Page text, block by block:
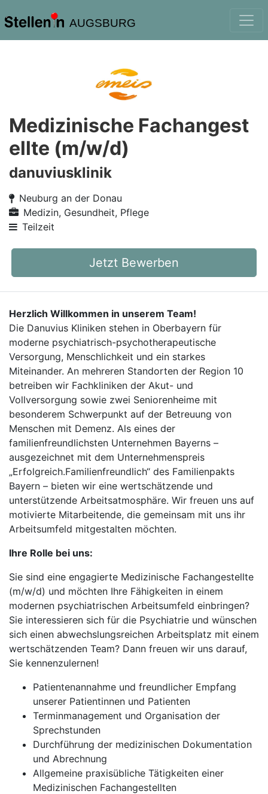
AUGSBURG
Medizinische Fachangest
ellte (m/w/d)
danuviusklinik
Neuburg an der Donau
Medizin, Gesundheit, Pflege
Teilzeit
Jetzt Bewerben
Herzlich Willkommen in unserem Team!
Die Danuvius Kliniken stehen in Oberbayern für
moderne psychiatrisch-psychotherapeutische
Versorgung, Menschlichkeit und ein starkes
Miteinander. An mehreren Standorten der Region 10
betreiben wir Fachkliniken der Akut- und
Vollversorgung sowie zwei Seniorenheime mit
besonderem Schwerpunkt auf der Betreuung von
Menschen mit Demenz. Als eines der
familienfreundlichsten Unternehmen Bayerns –
ausgezeichnet mit dem Unternehmenspreis
„Erfolgreich.Familienfreundlich“ des Familienpakts
Bayern – bieten wir eine wertschätzende und
unterstützende Arbeitsatmosphäre. Wir freuen uns auf
motivierte Mitarbeitende, die gemeinsam mit uns ihr
Arbeitsumfeld mitgestalten möchten.
Ihre Rolle bei uns:
Sie sind eine engagierte Medizinische Fachangestellte
(m/w/d) und möchten Ihre Fähigkeiten in einem
modernen psychiatrischen Arbeitsumfeld einbringen?
Sie interessieren sich für die Psychiatrie und wünschen
sich einen abwechslungsreichen Arbeitsplatz mit einem
wertschätzenden Team? Dann freuen wir uns darauf,
Sie kennenzulernen!
Patientenannahme und freundlicher Empfang
unserer Patientinnen und Patienten
Terminmanagement und Organisation der
Sprechstunden
Durchführung der medizinischen Dokumentation
und Abrechnung
Allgemeine praxisübliche Tätigkeiten einer
Medizinischen Fachangestellten